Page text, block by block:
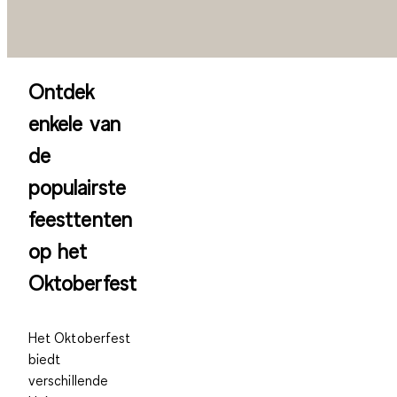
Ontdek
enkele van
de
populairste
feesttenten
op het
Oktoberfest
Het Oktoberfest
biedt
verschillende